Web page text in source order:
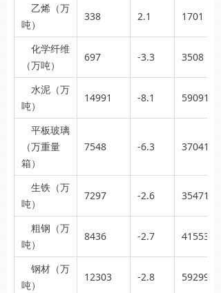
乙烯（万
吨）
338 2.1 1701
化学纤维
（万吨）
697 -3.3 3508
水泥（万
吨）
14991 -8.1 59091
平板玻璃
（万重量
箱）
7548 -6.3 37041
生铁（万
吨）
7297 -2.6 35471
粗钢（万
吨）
8436 -2.7 41553
钢材（万
吨）
12303 -2.8 59299